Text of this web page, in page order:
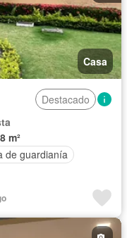
Casa
Destacado
m²
de guardianía